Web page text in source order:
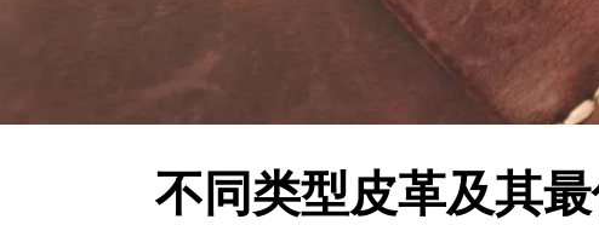
不同类型皮革及其